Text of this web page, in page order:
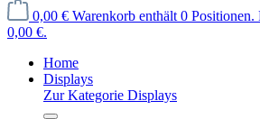
0,00 € Warenkorb enthält 0
0,00 €.
Home
Displays
Zur Kategorie Displays